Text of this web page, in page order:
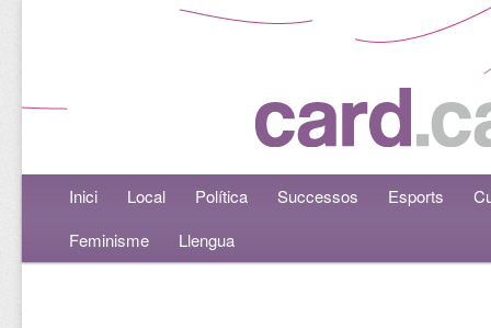
Menú principalAneu al contingut principal
Aneu al contingut secundari
Inici Local Política Successos Esports
Feminisme
Llengua